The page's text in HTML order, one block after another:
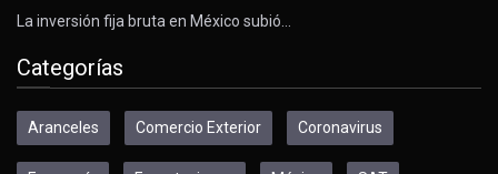
La inversión fija bruta en México subió…
Categorías
Aranceles Comercio Exterior Coronavirus